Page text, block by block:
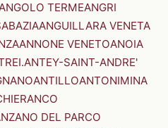
TERMEANGRI
ANGUILLARA VENETA
ANNONE VENETOANOIA
ANTEY-SAINT-ANDRE'
ANTILLOANTONIMINA
DEL PARCO